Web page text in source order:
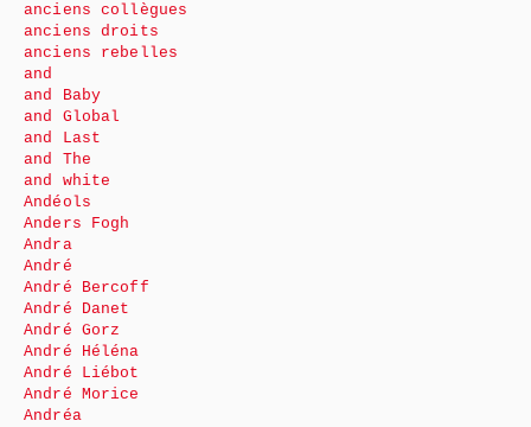
anciens collègues
anciens droits
anciens rebelles
and
and Baby
and Global
and Last
and The
and white
Andéols
Anders Fogh
Andra
André
André Bercoff
André Danet
André Gorz
André Héléna
André Liébot
André Morice
Andréa